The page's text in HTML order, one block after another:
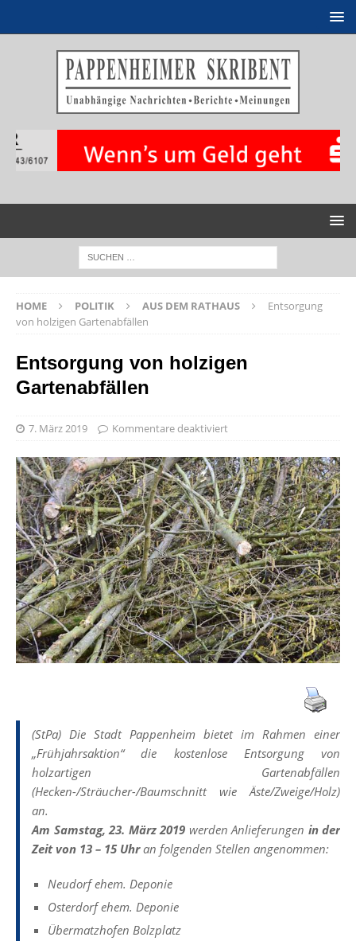
HOME POLITIK AUS DEM RATHAUS
Entsorgung
von holzigen Gartenabfällen
Entsorgung von holzigen
Gartenabfällen
7. März 2019 Kommentare deaktiviert
(StPa) Die Stadt Pappenheim bietet im Rahmen einer
„Frühjahrsaktion“ die kostenlose Entsorgung von
holzartigen Gartenabfällen
(Hecken-/Sträucher-/Baumschnitt wie Äste/Zweige/Holz)
an.
Am Samstag, 23. März 2019 werden Anlieferungen in der
Zeit von 13 – 15 Uhran folgenden Stellen angenommen:
Neudorf ehem. Deponie
Osterdorf ehem. Deponie
Übermatzhofen Bolzplatz